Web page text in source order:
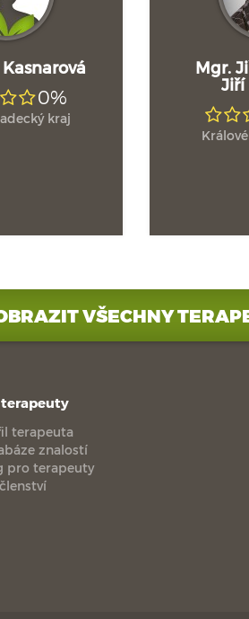
0%
kraj
Mgr.
Jiří
VŠECHNY
terapeuty
terapeuta
znalostí
pro terapeuty